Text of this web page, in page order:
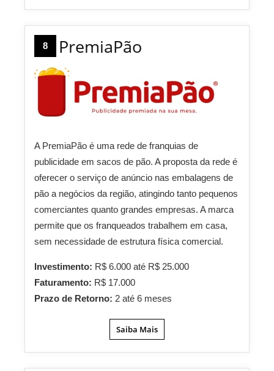
8 PremiaPão
A PremiaPão é uma rede de franquias de
publicidade em sacos de pão. A proposta da rede é
oferecer o serviço de anúncio nas embalagens de
pão a negócios da região, atingindo tanto pequenos
comerciantes quanto grandes empresas. A marca
permite que os franqueados trabalhem em casa,
sem necessidade de estrutura física comercial.
Investimento: R$ 6.000 até R$ 25.000
Faturamento: R$ 17.000
Prazo de Retorno: 2 até 6 meses
Saiba Mais